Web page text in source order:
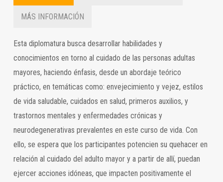
MÁS INFORMACIÓN
Esta diplomatura busca desarrollar habilidades y
conocimientos en torno al cuidado de las personas adultas
mayores, haciendo énfasis, desde un abordaje teórico
práctico, en temáticas como: envejecimiento y vejez, estilos
de vida saludable, cuidados en salud, primeros auxilios, y
trastornos mentales y enfermedades crónicas y
neurodegenerativas prevalentes en este curso de vida. Con
ello, se espera que los participantes potencien su quehacer en
relación al cuidado del adulto mayor y a partir de allí, puedan
ejercer acciones idóneas, que impacten positivamente el